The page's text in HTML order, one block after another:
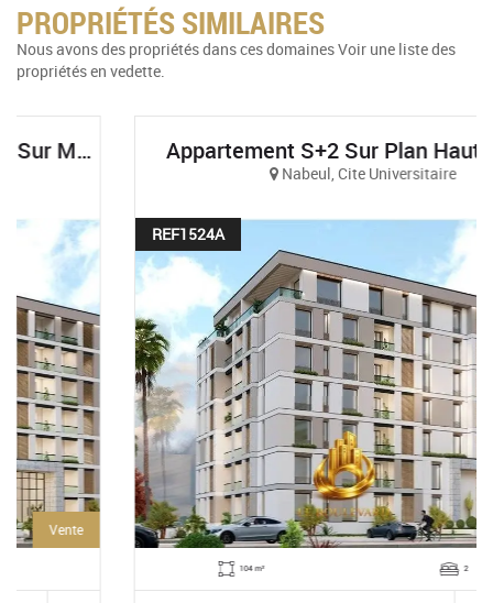
PROPRIÉTÉS SIMILAIRES
Nous avons des propriétés dans ces domaines Voir une liste des
propriétés en vedette.
Appartement S+2 Sur Plan Haut Standing Et Vue Sur Mer À AFH Mrezga, Cité El Wafa, Nabeul
Nabeul, Cite Universitaire
REF1524A
Vente